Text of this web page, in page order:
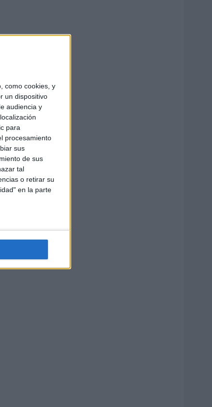
como cookies, y
un dispositivo
audiencia y
para
procesamiento
sus
de sus
tal
o retirar su
en la parte